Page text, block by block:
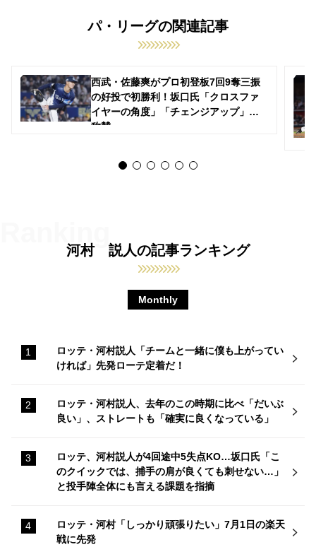
パ・リーグの関連記事
西武・佐藤爽がプロ初登板7回9奪三振
の好投で初勝利！坂口氏「クロスファ
イヤーの角度」「チェンジアップ」を
称賛
河村 説人の記事ランキング
Monthly
ロッテ・河村説人「チームと一緒に僕も上がってい
ければ」先発ローテ定着だ！
ロッテ・河村説人、去年のこの時期に比べ「だいぶ
良い」、ストレートも「確実に良くなっている」
ロッテ、河村説人が4回途中5失点KO…坂口氏「こ
のクイックでは、捕手の肩が良くても刺せない…」
と投手陣全体にも言える課題を指摘
ロッテ・河村「しっかり頑張りたい」7月1日の楽天
戦に先発